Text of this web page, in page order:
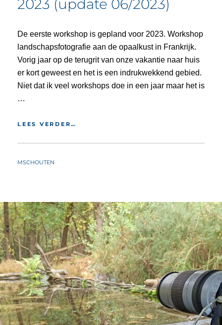
2023 (update 06/2023)
De eerste workshop is gepland voor 2023. Workshop
landschapsfotografie aan de opaalkust in Frankrijk.
Vorig jaar op de terugrit van onze vakantie naar huis
er kort geweest en het is een indrukwekkend gebied.
Niet dat ik veel workshops doe in een jaar maar het is
…
LEES VERDER…
06/2023)
BY
MSCHOUTEN